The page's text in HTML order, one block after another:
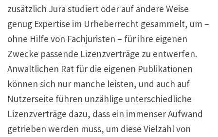
zusätzlich Jura studiert oder auf andere Weise
genug Expertise im Urheberrecht gesammelt, um –
ohne Hilfe von Fachjuristen – für ihre eigenen
Zwecke passende Lizenzverträge zu entwerfen.
Anwaltlichen Rat für die eigenen Publikationen
können sich nur manche leisten, und auch auf
Nutzerseite führen unzählige unterschiedliche
Lizenzverträge dazu, dass ein immenser Aufwand
getrieben werden muss, um diese Vielzahl von